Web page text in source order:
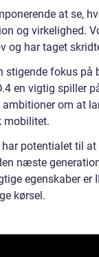
at se,
og virkelighed.
og har taget
stigende fokus
en vigtig spiller
ambitioner om at
mobilitet.
har potentialet til
næste
egenskaber er
kørsel.